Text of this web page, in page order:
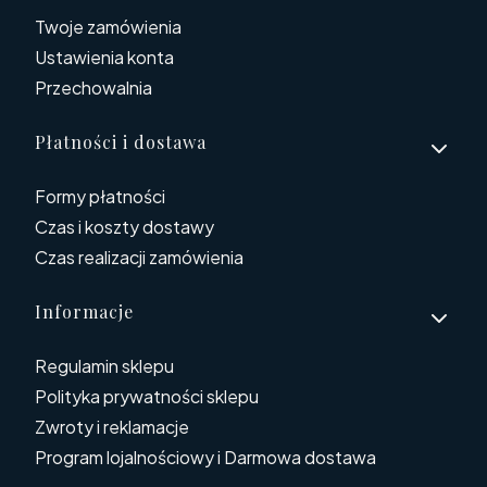
Twoje zamówienia
Ustawienia konta
Przechowalnia
Płatności i dostawa
Formy płatności
Czas i koszty dostawy
Czas realizacji zamówienia
Informacje
Regulamin sklepu
Polityka prywatności sklepu
Zwroty i reklamacje
Program lojalnościowy i Darmowa dostawa